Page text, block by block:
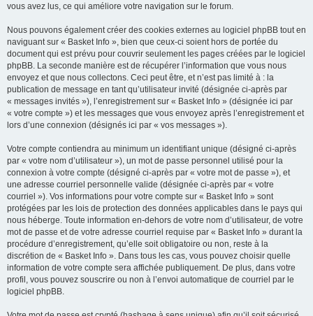
vous avez lus, ce qui améliore votre navigation sur le forum.
Nous pouvons également créer des cookies externes au logiciel phpBB tout en
naviguant sur « Basket Info », bien que ceux-ci soient hors de portée du
document qui est prévu pour couvrir seulement les pages créées par le logiciel
phpBB. La seconde manière est de récupérer l’information que vous nous
envoyez et que nous collectons. Ceci peut être, et n’est pas limité à : la
publication de message en tant qu’utilisateur invité (désignée ci-après par
« messages invités »), l’enregistrement sur « Basket Info » (désignée ici par
« votre compte ») et les messages que vous envoyez après l’enregistrement et
lors d’une connexion (désignés ici par « vos messages »).
Votre compte contiendra au minimum un identifiant unique (désigné ci-après
par « votre nom d’utilisateur »), un mot de passe personnel utilisé pour la
connexion à votre compte (désigné ci-après par « votre mot de passe »), et
une adresse courriel personnelle valide (désignée ci-après par « votre
courriel »). Vos informations pour votre compte sur « Basket Info » sont
protégées par les lois de protection des données applicables dans le pays qui
nous héberge. Toute information en-dehors de votre nom d’utilisateur, de votre
mot de passe et de votre adresse courriel requise par « Basket Info » durant la
procédure d’enregistrement, qu’elle soit obligatoire ou non, reste à la
discrétion de « Basket Info ». Dans tous les cas, vous pouvez choisir quelle
information de votre compte sera affichée publiquement. De plus, dans votre
profil, vous pouvez souscrire ou non à l’envoi automatique de courriel par le
logiciel phpBB.